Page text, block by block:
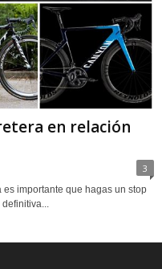
en relación
3
importante que hagas un stop